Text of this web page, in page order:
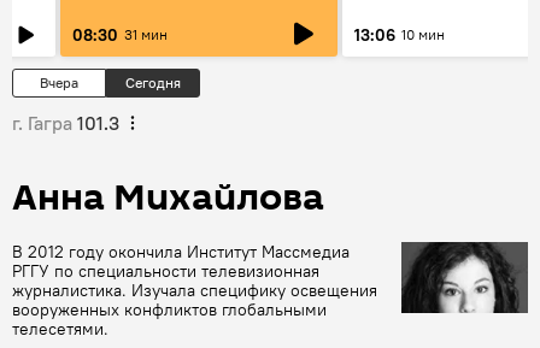
08:30 31 мин 13:06 10 мин
Вчера Сегодня
г. Гагра 101.3
Анна Михайлова
В 2012 году окончила Институт Массмедиа
РГГУ по специальности телевизионная
журналистика. Изучала специфику освещения
вооруженных конфликтов глобальными
телесетями.